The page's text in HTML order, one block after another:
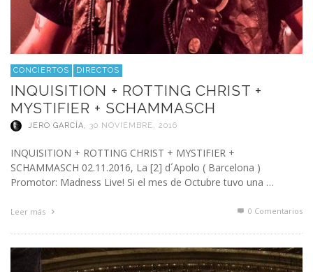
CONCIERTOS DIRECTOS
INQUISITION + ROTTING CHRIST +
MYSTIFIER + SCHAMMASCH
JERO GARCÍA, 30 NOVIEMBRE, 2016
INQUISITION + ROTTING CHRIST + MYSTIFIER +
SCHAMMASCH 02.11.2016, La [2] d´Apolo ( Barcelona )
Promotor: Madness Live! Si el mes de Octubre tuvo una …
Leer más 0 Comentarios